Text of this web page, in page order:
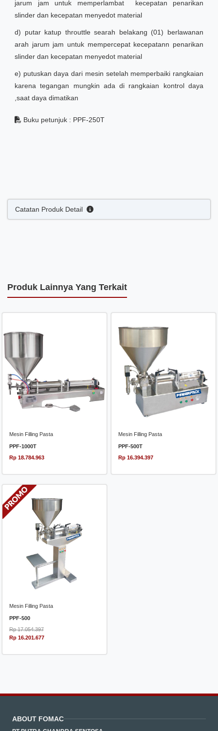
jarum jam untuk memperlambat kecepatan penarikan
slinder dan kecepatan menyedot material
d) putar katup throuttle searah belakang (01) berlawanan
arah jarum jam untuk mempercepat kecepatann penarikan
slinder dan kecepatan menyedot material
e) putuskan daya dari mesin setelah memperbaiki rangkaian
karena tegangan mungkin ada di rangkaian kontrol daya
,saat daya dimatikan
Buku petunjuk : PPF-250T
Catatan Produk Detail
Produk Lainnya Yang Terkait
Mesin Filling Pasta
PPF-1000T
Rp 18.784.963
Mesin Filling Pasta
PPF-500T
Rp 16.394.397
Mesin Filling Pasta
PPF-500
Rp 17.054.397
Rp 16.201.677
ABOUT FOMAC